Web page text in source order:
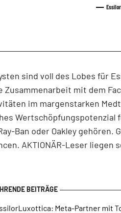
sind voll des Lobes für
Zusammenarbeit mit dem
im margenstarken
Wertschöpfungspotenzial
Ban oder Oakley gehören.
AKTIONÄR-Leser
Meta-Partner mit